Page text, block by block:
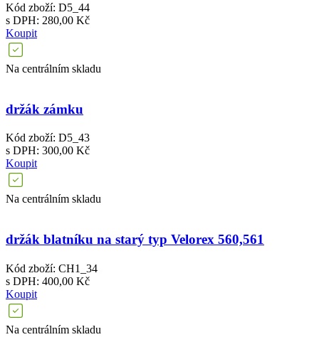
Kód zboží: D5_44
s DPH: 280,00 Kč
Koupit
Na centrálním skladu
držák zámku
Kód zboží: D5_43
s DPH: 300,00 Kč
Koupit
Na centrálním skladu
držák blatníku na starý typ Velorex 560,561
Kód zboží: CH1_34
s DPH: 400,00 Kč
Koupit
Na centrálním skladu